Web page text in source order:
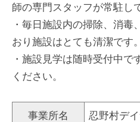
師の専門スタッフが常駐し
・毎日施設内の掃除、消毒
おり施設はとても清潔です。
・施設見学は随時受付中
ください。
事業所名 忍野村デ